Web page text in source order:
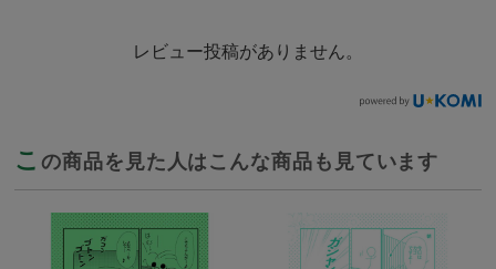
レビュー投稿がありません。
こ の商品を見た人はこんな商品も見ています